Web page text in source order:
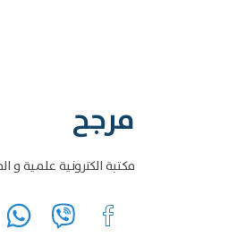
مرجح
مكتبة الكترونية علمية و